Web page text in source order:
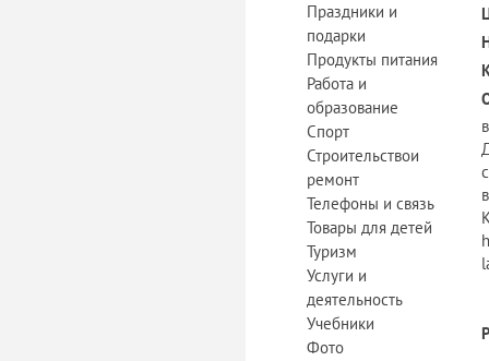
Праздники и
подарки
Продукты питания
Работа и
образование
Спорт
Строительствои
ремонт
Телефоны и связь
Товары для детей
Туризм
Услуги и
деятельность
Учебники
Фото